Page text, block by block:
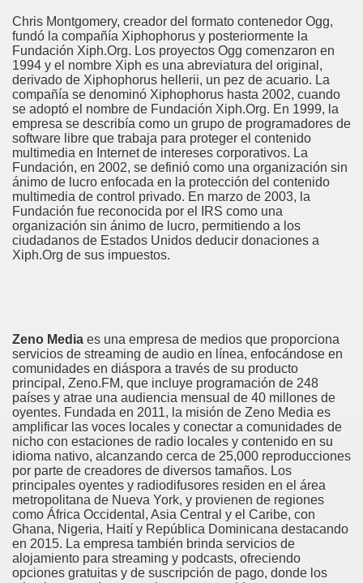
Chris Montgomery, creador del formato contenedor Ogg,
fundó la compañía Xiphophorus y posteriormente la
Fundación Xiph.Org. Los proyectos Ogg comenzaron en
1994 y el nombre Xiph es una abreviatura del original,
derivado de Xiphophorus hellerii, un pez de acuario. La
compañía se denominó Xiphophorus hasta 2002, cuando
se adoptó el nombre de Fundación Xiph.Org. En 1999, la
empresa se describía como un grupo de programadores de
software libre que trabaja para proteger el contenido
multimedia en Internet de intereses corporativos. La
Fundación, en 2002, se definió como una organización sin
ánimo de lucro enfocada en la protección del contenido
multimedia de control privado. En marzo de 2003, la
Fundación fue reconocida por el IRS como una
organización sin ánimo de lucro, permitiendo a los
ciudadanos de Estados Unidos deducir donaciones a
Xiph.Org de sus impuestos.
Zeno Media es una empresa de medios que proporciona
servicios de streaming de audio en línea, enfocándose en
comunidades en diáspora a través de su producto
principal, Zeno.FM, que incluye programación de 248
países y atrae una audiencia mensual de 40 millones de
oyentes. Fundada en 2011, la misión de Zeno Media es
amplificar las voces locales y conectar a comunidades de
nicho con estaciones de radio locales y contenido en su
idioma nativo, alcanzando cerca de 25,000 reproducciones
por parte de creadores de diversos tamaños. Los
principales oyentes y radiodifusores residen en el área
metropolitana de Nueva York, y provienen de regiones
como África Occidental, Asia Central y el Caribe, con
Ghana, Nigeria, Haití y República Dominicana destacando
en 2015. La empresa también brinda servicios de
alojamiento para streaming y podcasts, ofreciendo
opciones gratuitas y de suscripción de pago, donde los